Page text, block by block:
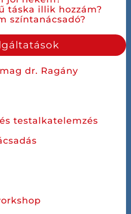
táska illik hozzám?
színtanácsadó?
dr. Ragány
testalkatelemzés